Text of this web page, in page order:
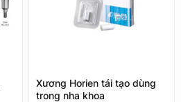
Xương Horien tái tạo dùng
trong nha khoa